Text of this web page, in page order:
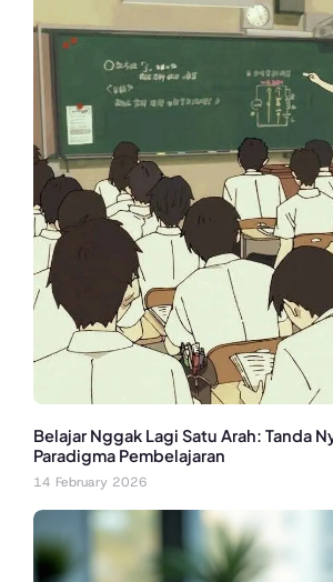
Belajar Nggak Lagi Satu Arah: Tanda
Paradigma Pembelajaran
14 February 2026